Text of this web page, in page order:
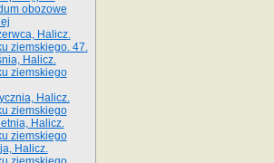
obozowe
Halicz.
ziemskiego. 47.
Halicz.
ziemskiego
Halicz.
ziemskiego
Halicz.
ziemskiego
Halicz.